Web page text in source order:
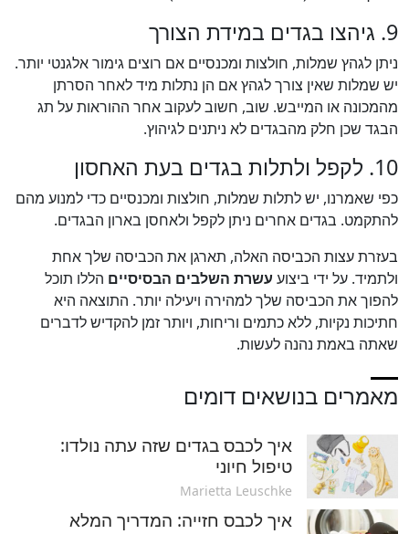
9. גיהצו בגדים במידת הצורך
ניתן לגהץ שמלות, חולצות ומכנסיים אם רוצים גימור אלגנטי יותר.
יש שמלות שאין צורך לגהץ אם הן נתלות מיד לאחר הסרתן
מהמכונה או המייבש. שוב, חשוב לעקוב אחר ההוראות על תג
הבגד שכן חלק מהבגדים לא ניתנים לגיהוץ.
10. לקפל ולתלות בגדים בעת האחסון
כפי שאמרנו, יש לתלות שמלות, חולצות ומכנסיים כדי למנוע מהם
להתקמט. בגדים אחרים ניתן לקפל ולאחסן בארון הבגדים.
בעזרת עצות הכביסה האלה, תארגן את הכביסה שלך אחת
ולתמיד. על ידי ביצוע עשרת השלבים הבסיסיים הללו תוכל
להפוך את הכביסה שלך למהירה ויעילה יותר. התוצאה היא
חתיכות נקיות, ללא כתמים וריחות, ויותר זמן להקדיש לדברים
שאתה באמת נהנה לעשות.
מאמרים בנושאים דומים
איך לכבס בגדים שזה עתה נולדו:
טיפול חיוני
Marietta Leuschke
איך לכבס חזייה: המדריך המלא